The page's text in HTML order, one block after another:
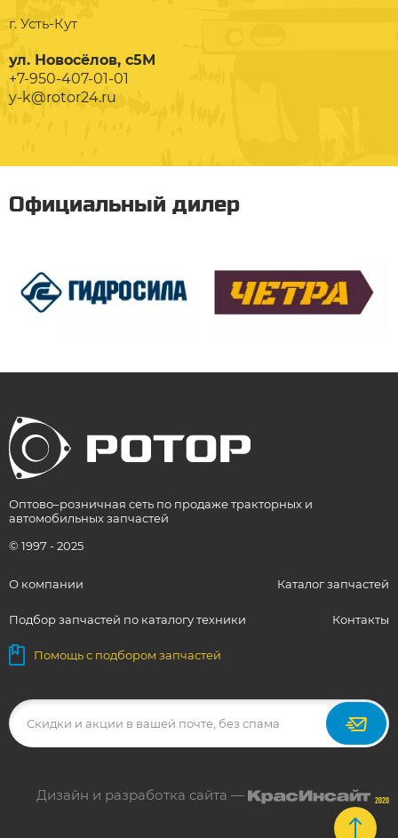
г. Усть-Кут
ул. Новосёлов, с5М
+7-950-407-01-01
y-k@rotor24.ru
Официальный дилер
Оптово–розничная сеть по продаже тракторных и
автомобильных запчастей
© 1997 - 2025
О компании Каталог запчастей
Подбор запчастей по каталогу техники Контакты
Помощь с подбором запчастей
Дизайн и разработка сайта — 2020